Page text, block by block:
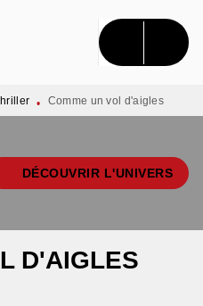
CONTENU
• Comme un vol d'aigles
DÉCOUVRIR L'UNIVERS
D'AIGLES